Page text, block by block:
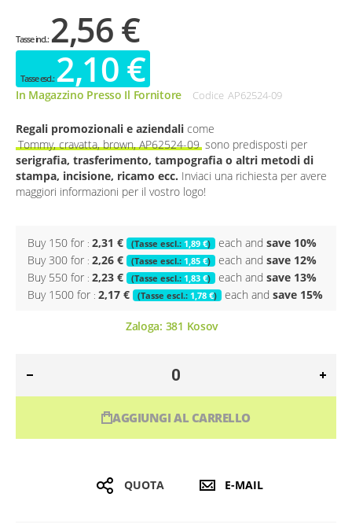
2,56 €
2,10 €
In Magazzino Presso Il Fornitore Codice AP62524-09
Regali promozionali e aziendali come
Tommy, cravatta, brown, AP62524-09 sono predisposti per
serigrafia, trasferimento, tampografia o altri metodi di
stampa, incisione, ricamo ecc. Inviaci una richiesta per avere
maggiori informazioni per il vostro logo!
Buy 150 for 2,31 € 1,89 € each and save 10%
Buy 300 for 2,26 € 1,85 € each and save 12%
Buy 550 for 2,23 € 1,83 € each and save 13%
Buy 1500 for 2,17 € 1,78 € each and save 15%
Zaloga: 381 Kosov
AGGIUNGI AL CARRELLO
QUOTA E-MAIL